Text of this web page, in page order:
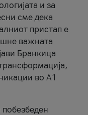
и за
сме дека
пристап е
важната
Бранкица
во А1
побезбеден